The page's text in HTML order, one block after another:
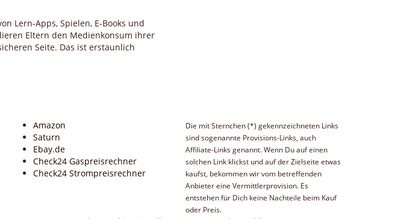
Lern-Apps, Spielen, E-Books und
Eltern den Medienkonsum ihrer
Seite. Das ist erstaunlich
Amazon
Saturn
Ebay.de
Check24 Gaspreisrechner
Check24 Strompreisrechner
Die mit Sternchen (*) gekennzeichneten Links
sind sogenannte Provisions-Links, auch
Affiliate-Links genannt. Wenn Du auf einen
solchen Link klickst und auf der Zielseite etwas
kaufst, bekommen wir vom betreffenden
Anbieter eine Vermittlerprovision. Es
entstehen für Dich keine Nachteile beim Kauf
oder Preis.